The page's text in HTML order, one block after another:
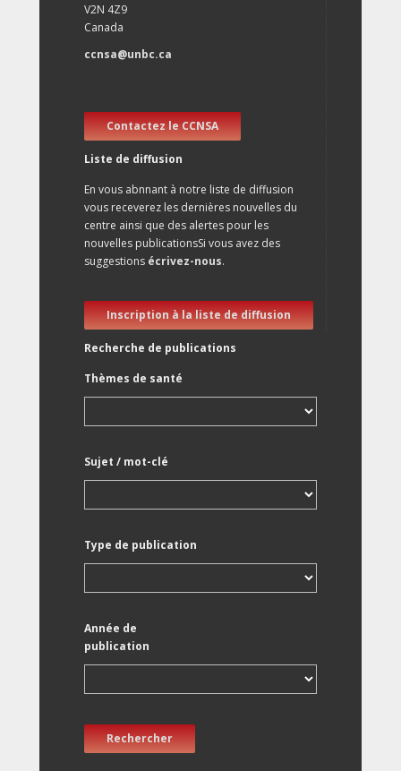
V2N 4Z9
Canada
ccnsa@unbc.ca
Contactez le CCNSA
Liste de diffusion
En vous abnnant à notre liste de diffusion
vous receverez les dernières nouvelles du
centre ainsi que des alertes pour les
nouvelles publicationsSi vous avez des
suggestions écrivez-nous.
Inscription à la liste de diffusion
Recherche de publications
Thèmes de santé
Sujet / mot-clé
Type de publication
Année de
publication
Rechercher